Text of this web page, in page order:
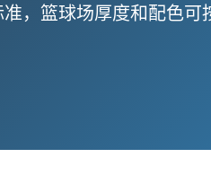
，篮球场厚度和配色可